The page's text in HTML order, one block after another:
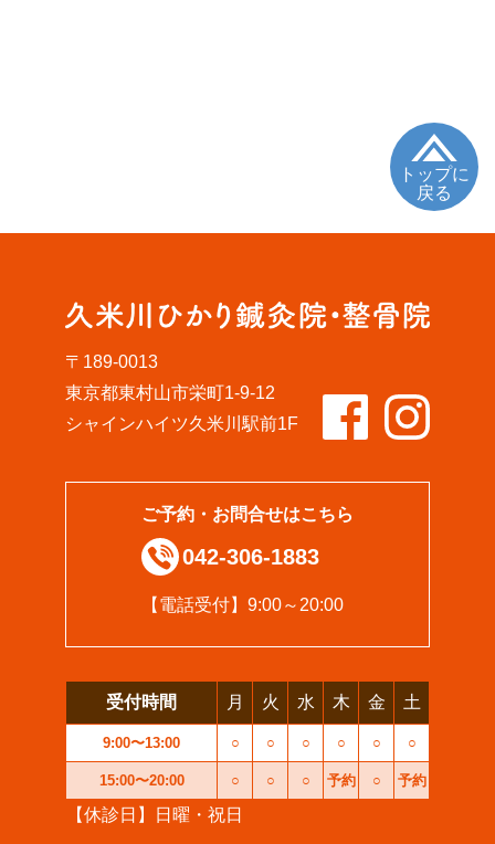
トップに
戻る
〒189-0013
東京都東村山市栄町1-9-12
シャインハイツ久米川駅前1F
ご予約・お問合せはこちら
042-306-1883
【電話受付】9:00～20:00
受付時間 月 火 水 木 金 土
9:00〜13:00 ○ ○ ○ ○ ○ ○
15:00〜20:00 ○ ○ ○ 予約 ○ 予約
【休診日】日曜・祝日